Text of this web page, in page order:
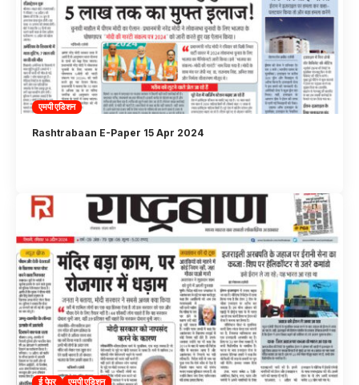
एमपी एडिशन
Rashtrabaan E-Paper 15 Apr 2024
ई पेपर एमपी एडिशन